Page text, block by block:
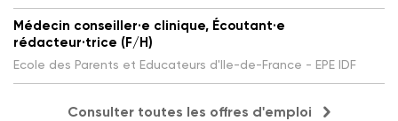
Médecin conseiller·e clinique, Écoutant·e
rédacteur·trice (F/H)
Ecole des Parents et Educateurs d'Ile-de-France - EPE IDF
Consulter toutes les offres d'emploi